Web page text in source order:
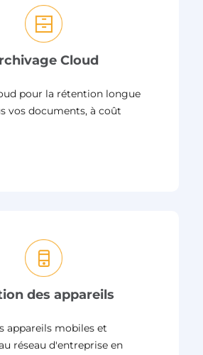
Cloud
pour la rétention longue
vos documents, à coût
des appareils
appareils mobiles et
réseau d'entreprise en